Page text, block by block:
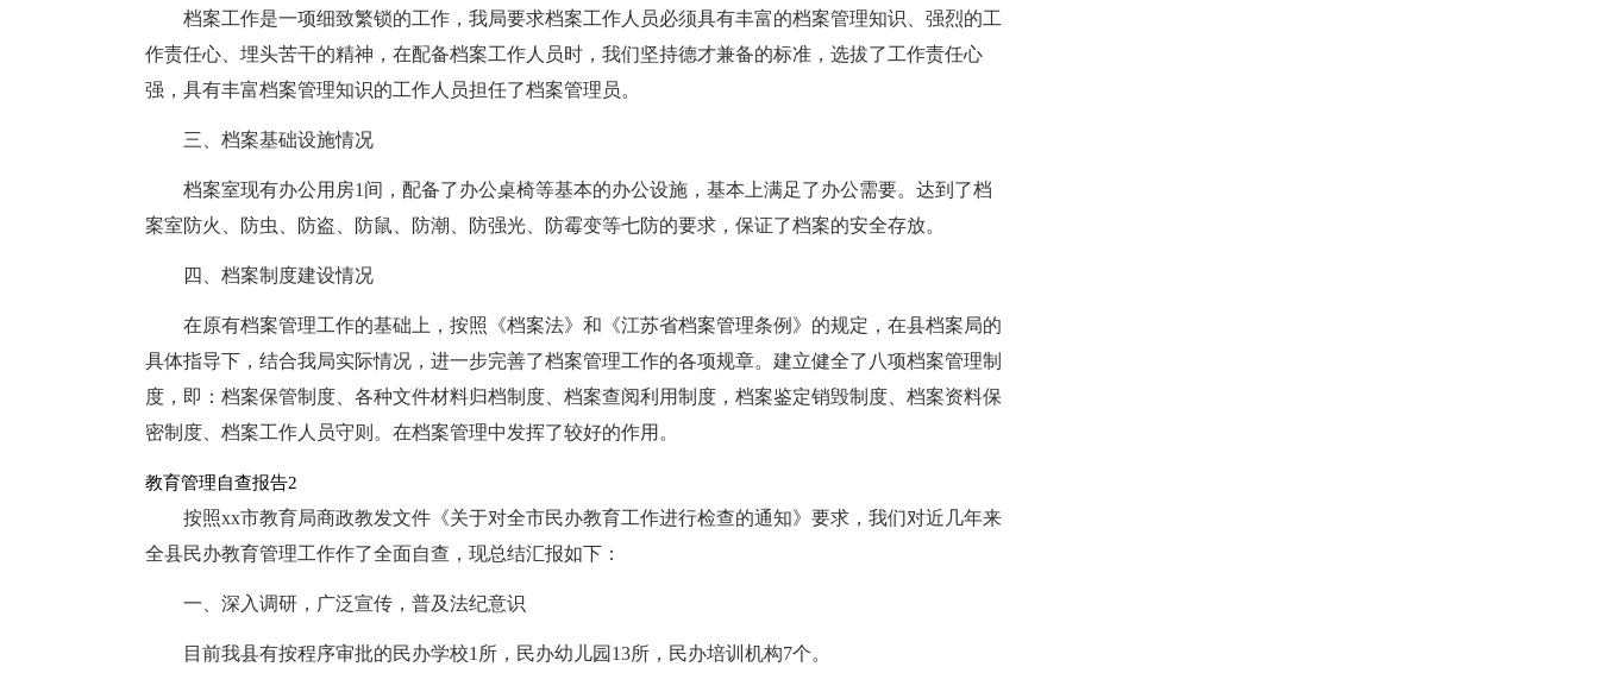
档案工作是一项细致繁锁的工作，我局要求档案工作人员必须具有丰富的档案管理知识、强烈的工
作责任心、埋头苦干的精神，在配备档案工作人员时，我们坚持德才兼备的标准，选拔了工作责任心
强，具有丰富档案管理知识的工作人员担任了档案管理员。
三、档案基础设施情况
档案室现有办公用房1间，配备了办公桌椅等基本的办公设施，基本上满足了办公需要。达到了档
案室防火、防虫、防盗、防鼠、防潮、防强光、防霉变等七防的要求，保证了档案的安全存放。
四、档案制度建设情况
在原有档案管理工作的基础上，按照《档案法》和《江苏省档案管理条例》的规定，在县档案局的
具体指导下，结合我局实际情况，进一步完善了档案管理工作的各项规章。建立健全了八项档案管理制
度，即：档案保管制度、各种文件材料归档制度、档案查阅利用制度，档案鉴定销毁制度、档案资料保
密制度、档案工作人员守则。在档案管理中发挥了较好的作用。
教育管理自查报告2
按照xx市教育局商政教发文件《关于对全市民办教育工作进行检查的通知》要求，我们对近几年来
全县民办教育管理工作作了全面自查，现总结汇报如下：
一、深入调研，广泛宣传，普及法纪意识
目前我县有按程序审批的民办学校1所，民办幼儿园13所，民办培训机构7个。